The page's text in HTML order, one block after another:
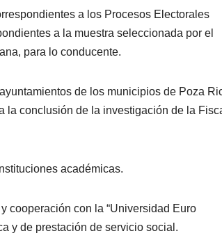
a los Procesos Electorales
a la muestra seleccionada por el
para lo conducente.
de los municipios de Poza
la conclusión de la investigación de la
académicas.
cooperación con la “Universidad Euro
y de prestación de servicio social.